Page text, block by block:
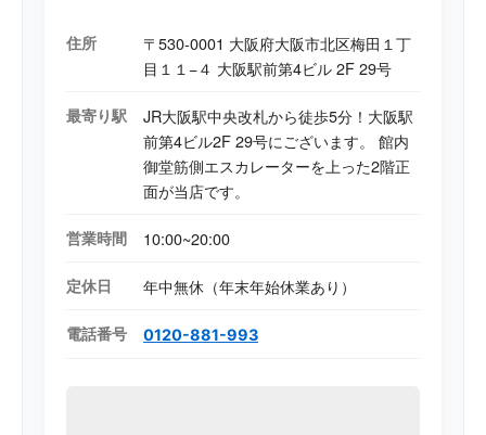
住所
〒530-0001 大阪府大阪市北区梅田１丁
目１１−４ 大阪駅前第4ビル 2F 29号
最寄り駅
JR大阪駅中央改札から徒歩5分！大阪駅
前第4ビル2F 29号にございます。 館内
御堂筋側エスカレーターを上った2階正
面が当店です。
営業時間 10:00~20:00
定休日 年中無休（年末年始休業あり）
電話番号 0120-881-993